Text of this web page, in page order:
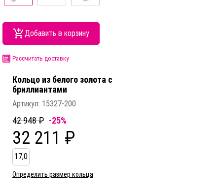
Добавить в корзину
Рассчитать доставку
Кольцо из белого золота c
бриллиантами
Артикул: 15327-200
42 948 ₽ -25%
32 211 ₽
17,0
Определить размер кольца